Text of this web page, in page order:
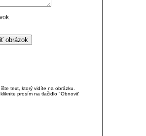
text, ktorý vidíte na obrázku.
prosím na tlačidlo "Obnoviť